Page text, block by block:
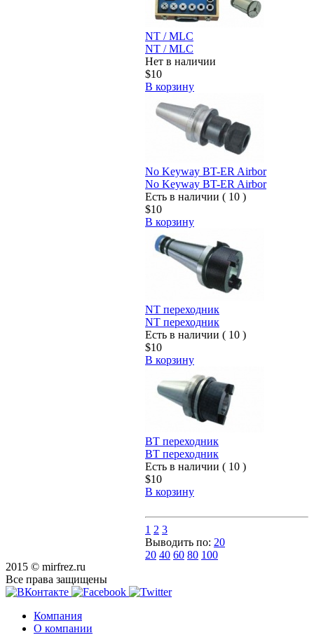
NT / MLC
NT / MLC
Нет в наличии
$10
В корзину
No Keyway BT-ER Airbor
No Keyway BT-ER Airbor
Есть в наличии ( 10 )
$10
В корзину
NT переходник
NT переходник
Есть в наличии ( 10 )
$10
В корзину
BT переходник
BT переходник
Есть в наличии ( 10 )
$10
В корзину
1 2 3
Выводить по: 20
20 40 60 80 100
2015 © mirfrez.ru
Все права защищены
Компания
О компании